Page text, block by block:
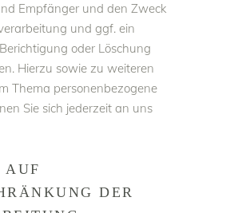
Empfänger und den Zweck
und ggf. ein
oder Löschung
Hierzu sowie zu weiteren
Thema personenbezogene
Sie sich jederzeit an uns
AUF
DER